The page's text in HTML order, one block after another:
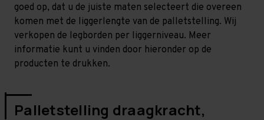
goed op, dat u de juiste maten selecteert die overeen
komen met de liggerlengte van de palletstelling. Wij
verkopen de legborden per liggerniveau. Meer
informatie kunt u vinden door hieronder op de
producten te drukken.
Palletstelling draagkracht,